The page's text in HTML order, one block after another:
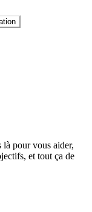
pour vous aider,
et tout ça de